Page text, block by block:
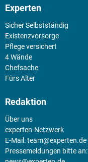
Experten
Sicher Selbstständig
Existenz­vorsorge
Pflege versichert
4 Wände
Chefsache
Fürs Alter
Redaktion
Über uns
experten-Netzwerk
E-Mail:team@experten.de
Pressemeldungen bitte an: